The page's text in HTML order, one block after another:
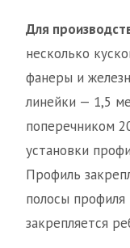
Для
несколько
фанеры и
линейки — 1,5
поперечником
установки
Профиль
полосы
закрепляется